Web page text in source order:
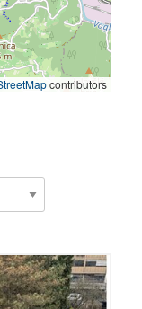
contributors